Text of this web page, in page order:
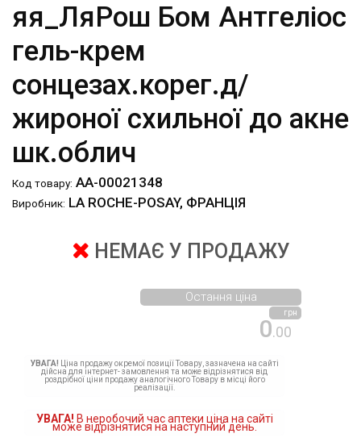
яя_ЛяРош Бом Антгеліос
гель-крем
сонцезах.корег.д/
жироної схильної до акне
шк.облич
Код товару: АА-00021348
Виробник: LA ROCHE-POSAY, ФРАНЦІЯ
НЕМАЄ У ПРОДАЖУ
0.00
грн
Остання ціна
УВАГА! Ціна продажу окремої позиції Товару, зазначена на сайті
дійсна для інтернет- замовлення та може відрізнятися від
роздрібної ціни продажу аналогічного Товару в місці його
реалізації.
УВАГА! В неробочий час аптеки ціна на сайті
може відрізнятися на наступний день.